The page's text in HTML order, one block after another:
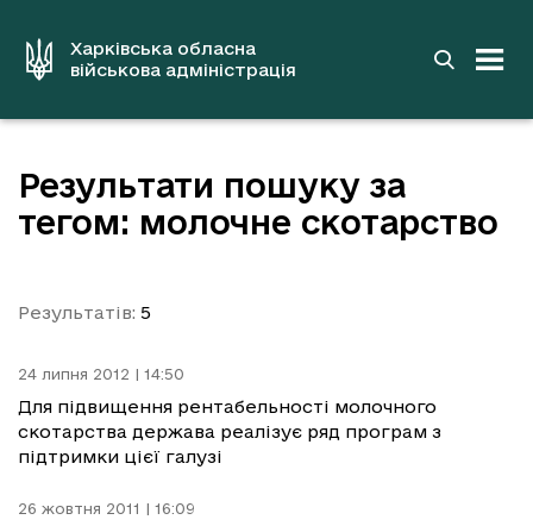
вмістуХарківська обласна
військова адміністрація
Результати пошуку за
тегом: молочне скотарство
Результатів: 5
24 липня 2012 | 14:50
Для підвищення рентабельності молочного
скотарства держава реалізує ряд програм з
підтримки цієї галузі
26 жовтня 2011 | 16:09